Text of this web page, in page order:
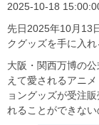
2025-10-18
先日2025年10月13
クグッズを手に入
大阪・関西万博の
えて愛されるアニ
ョングッズが受注
れることができない